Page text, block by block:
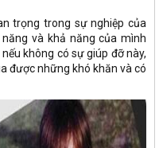
trọng trong sự nghiệp của
và khả năng của mình
không có sự giúp đỡ này,
được những khó khăn và có